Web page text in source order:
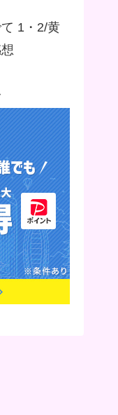
1・2/黄